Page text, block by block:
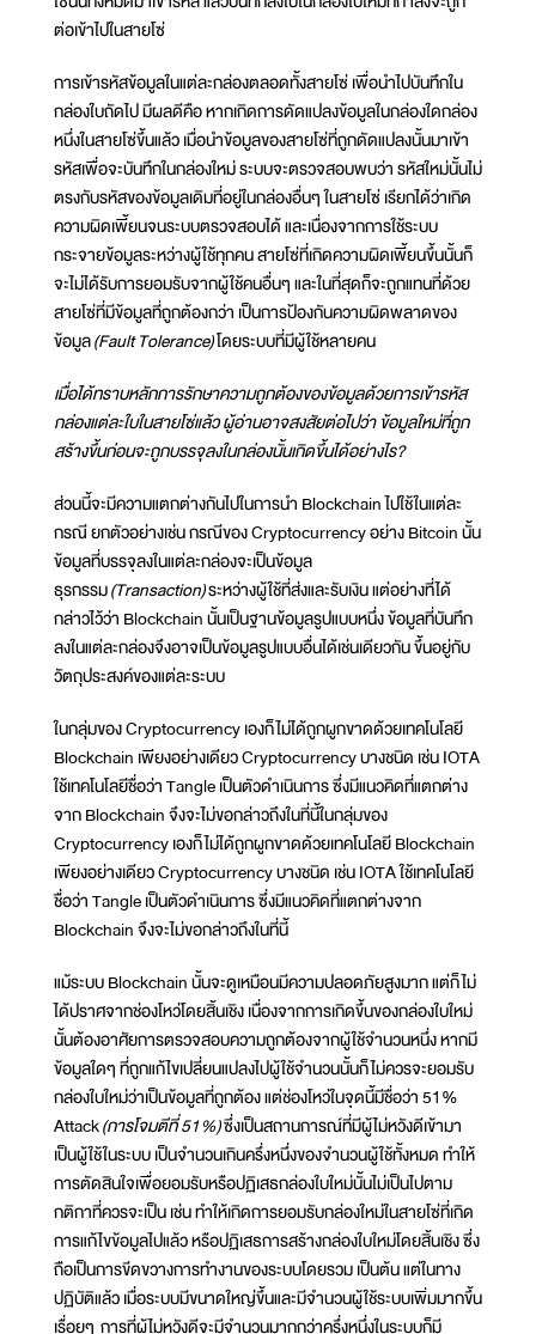
ต่อเข้าไปในสายโซ่
การเข้ารหัสข้อมูลในแต่ละกล่องตลอดทั้งสายโซ่ เพื่อนำไปบันทึกใน
กล่องใบถัดไป มีผลดีคือ หากเกิดการดัดแปลงข้อมูลในกล่องใดกล่อง
หนึ่งในสายโซ่ขึ้นแล้ว เมื่อนำข้อมูลของสายโซ่ที่ถูกดัดแปลงนั้นมาเข้า
รหัสเพื่อจะบันทึกในกล่องใหม่ ระบบจะตรวจสอบพบว่า รหัสใหม่นั้นไม่
ตรงกับรหัสของข้อมูลเดิมที่อยู่ในกล่องอื่นๆ ในสายโซ่ เรียกได้ว่าเกิด
ความผิดเพี้ยนจนระบบตรวจสอบได้ และเนื่องจากการใช้ระบบ
กระจายข้อมูลระหว่างผู้ใช้ทุกคน สายโซ่ที่เกิดความผิดเพี้ยนขึ้นนั้นก็
จะไม่ได้รับการยอมรับจากผู้ใช้คนอื่นๆ และในที่สุดก็จะถูกแทนที่ด้วย
สายโซ่ที่มีข้อมูลที่ถูกต้องกว่า เป็นการป้องกันความผิดพลาดของ
ข้อมูล(Fault Tolerance)โดยระบบที่มีผู้ใช้หลายคน
เมื่อได้ทราบหลักการรักษาความถูกต้องของข้อมูลด้วยการเข้ารหัส
กล่องแต่ละใบในสายโซ่แล้ว ผู้อ่านอาจสงสัยต่อไปว่า ข้อมูลใหม่ที่ถูก
สร้างขึ้นก่อนจะถูกบรรจุลงในกล่องนั้นเกิดขึ้นได้อย่างไร?
ส่วนนี้จะมีความแตกต่างกันไปในการนำ Blockchain ไปใช้ในแต่ละ
กรณี ยกตัวอย่างเช่น กรณีของ Cryptocurrency อย่าง Bitcoin นั้น
ข้อมูลที่บรรจุลงในแต่ละกล่องจะเป็นข้อมูล
ธุรกรรม(Transaction)ระหว่างผู้ใช้ที่ส่งและรับเงิน แต่อย่างที่ได้
กล่าวไว้ว่า Blockchain นั้นเป็นฐานข้อมูลรูปแบบหนึ่ง ข้อมูลที่บันทึก
ลงในแต่ละกล่องจึงอาจเป็นข้อมูลรูปแบบอื่นได้เช่นเดียวกัน ขึ้นอยู่กับ
วัตถุประสงค์ของแต่ละระบบ
ในกลุ่มของ Cryptocurrency เองก็ไม่ได้ถูกผูกขาดด้วยเทคโนโลยี
Blockchain เพียงอย่างเดียว Cryptocurrency บางชนิด เช่น IOTA
ใช้เทคโนโลยีชื่อว่า Tangle เป็นตัวดำเนินการ ซึ่งมีแนวคิดที่แตกต่าง
จาก Blockchain จึงจะไม่ขอกล่าวถึงในที่นี้ในกลุ่มของ
Cryptocurrency เองก็ไม่ได้ถูกผูกขาดด้วยเทคโนโลยี Blockchain
เพียงอย่างเดียว Cryptocurrency บางชนิด เช่น IOTA ใช้เทคโนโลยี
ชื่อว่า Tangle เป็นตัวดำเนินการ ซึ่งมีแนวคิดที่แตกต่างจาก
Blockchain จึงจะไม่ขอกล่าวถึงในที่นี้
แม้ระบบ Blockchain นั้นจะดูเหมือนมีความปลอดภัยสูงมาก แต่ก็ไม่
ได้ปราศจากช่องโหว่โดยสิ้นเชิง เนื่องจากการเกิดขึ้นของกล่องใบใหม่
นั้นต้องอาศัยการตรวจสอบความถูกต้องจากผู้ใช้จำนวนหนึ่ง หากมี
ข้อมูลใดๆ ที่ถูกแก้ไขเปลี่ยนแปลงไปผู้ใช้จำนวนนั้นก็ไม่ควรจะยอมรับ
กล่องใบใหม่ว่าเป็นข้อมูลที่ถูกต้อง แต่ช่องโหว่ในจุดนี้มีชื่อว่า 51%
Attack(การโจมตีที่ 51%)ซึ่งเป็นสถานการณ์ที่มีผู้ไม่หวังดีเข้ามา
เป็นผู้ใช้ในระบบ เป็นจำนวนเกินครึ่งหนึ่งของจำนวนผู้ใช้ทั้งหมด ทำให้
การตัดสินใจเพื่อยอมรับหรือปฏิเสธกล่องใบใหม่นั้นไม่เป็นไปตาม
กติกาที่ควรจะเป็น เช่น ทำให้เกิดการยอมรับกล่องใหม่ในสายโซ่ที่เกิด
การแก้ไขข้อมูลไปแล้ว หรือปฏิเสธการสร้างกล่องใบใหม่โดยสิ้นเชิง ซึ่ง
ถือเป็นการขีดขวางการทำงานของระบบโดยรวม เป็นต้น แต่ในทาง
ปฏิบัติแล้ว เมื่อระบบมีขนาดใหญ่ขึ้นและมีจำนวนผู้ใช้ระบบเพิ่มมากขึ้น
เรื่อยๆ การที่ผู้ไม่หวังดีจะมีจำนวนมากกว่าครึ่งหนึ่งในระบบก็มี